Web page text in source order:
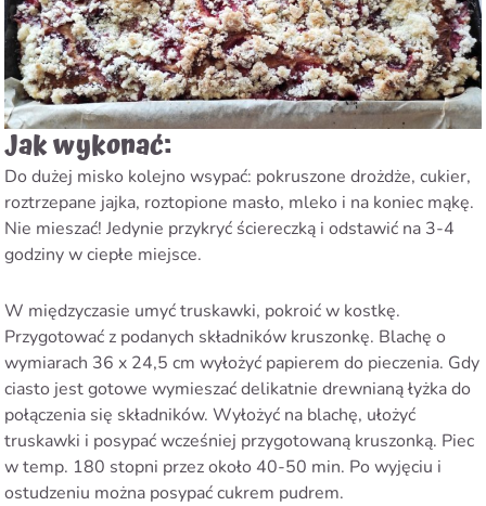
Jak wykonać:
Do dużej misko kolejno wsypać: pokruszone drożdże, cukier,
roztrzepane jajka, roztopione masło, mleko i na koniec mąkę.
Nie mieszać! Jedynie przykryć ściereczką i odstawić na 3-4
godziny w ciepłe miejsce.
W międzyczasie umyć truskawki, pokroić w kostkę.
Przygotować z podanych składników kruszonkę. Blachę o
wymiarach 36 x 24,5 cm wyłożyć papierem do pieczenia. Gdy
ciasto jest gotowe wymieszać delikatnie drewnianą łyżka do
połączenia się składników. Wyłożyć na blachę, ułożyć
truskawki i posypać wcześniej przygotowaną kruszonką. Piec
w temp. 180 stopni przez około 40-50 min. Po wyjęciu i
ostudzeniu można posypać cukrem pudrem.